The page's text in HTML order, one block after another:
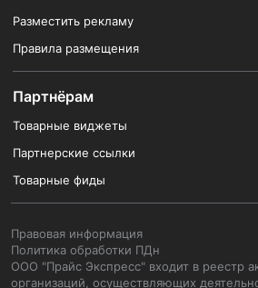
Разместить рекламу
Правила размещения
Партнёрам
Товарные виджеты
Партнерские ссылки
Товарные фиды
Правовая информация
Политика обработки ПДн
ООО "Прайс Экспресс" входит в реестр
организаций, осуществляющих